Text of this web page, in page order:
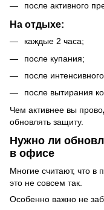
после активного
На отдыхе:
каждые 2 часа;
после купания;
после
после вытирания
Чем активнее вы
обновлять защиту.
Нужно ли
в офисе
Многие считают, что
это не совсем так.
Особенно важно не